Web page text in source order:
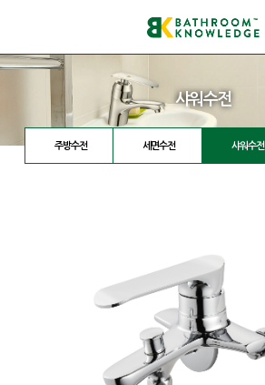
샤워수전
주방수전 세면수전 샤워수전